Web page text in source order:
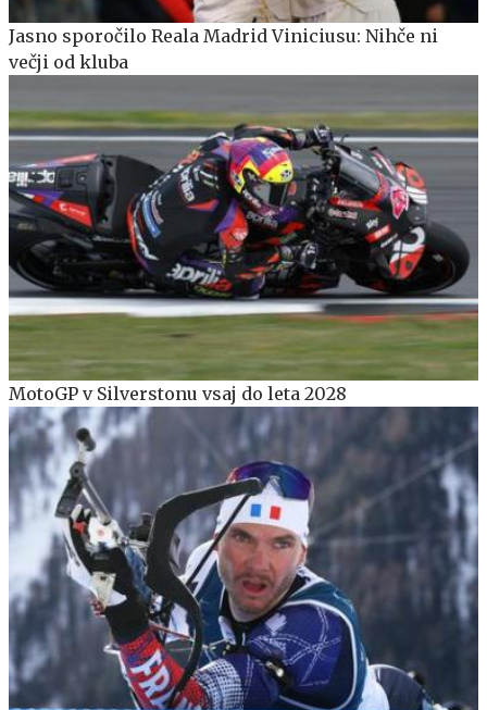
Jasno sporočilo Reala Madrid Viniciusu: Nihče ni
večji od kluba
MotoGP v Silverstonu vsaj do leta 2028